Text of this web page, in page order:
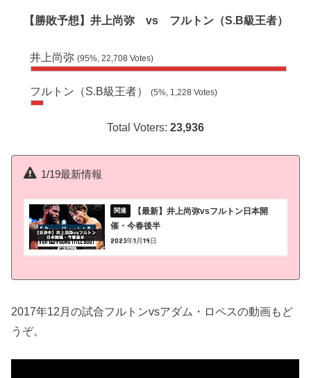
【勝敗予想】井上尚弥 vs フルトン（S.B級王者）
井上尚弥 (95%, 22,708 Votes)
フルトン（S.B級王者） (5%, 1,228 Votes)
Total Voters: 23,936
1/19最新情報
【最新】井上尚弥vsフルトン日本開
催・今春後半
2023年1月19日
2017年12月の試合フルトンvsアダム・ロペスの動画もど
うぞ。